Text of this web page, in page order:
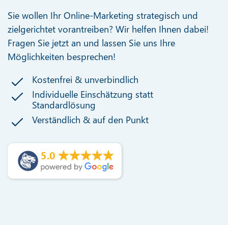
Sie wollen Ihr Online-Marketing strategisch und
zielgerichtet vorantreiben? Wir helfen Ihnen dabei!
Fragen Sie jetzt an und lassen Sie uns Ihre
Möglichkeiten besprechen!
Kostenfrei & unverbindlich
Individuelle Einschätzung statt
Standardlösung
Verständlich & auf den Punkt
5.0